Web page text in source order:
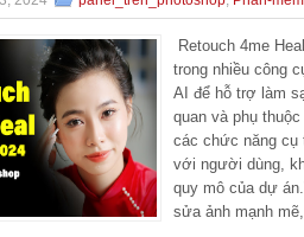
Retouch 4me
trong nhiều công
AI để hỗ trợ làm
quan và phụ
các chức năng cụ
với người dùng,
quy mô của dự
sửa ảnh mạnh mẽ,